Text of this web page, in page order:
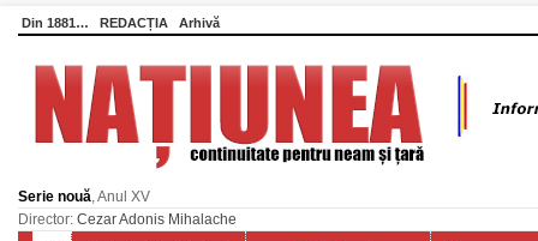
Din 1881… REDACȚIA Arhivă
Serie nouă, Anul XV
Director: Cezar Adonis Mihalache